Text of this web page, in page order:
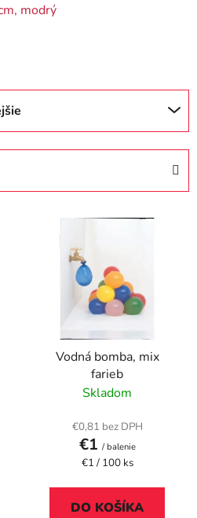
modrý
Vodná bomba, mix
farieb
Skladom
€0,81 bez DPH
€1 / balenie
Jednotková
€1 / 100 ks
DO KOŠÍKA